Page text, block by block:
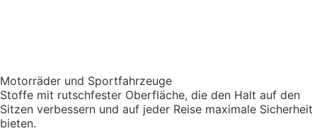
Motorräder und Sportfahrzeuge
Stoffe mit rutschfester Oberfläche, die den Halt auf den
Sitzen verbessern und auf jeder Reise maximale Sicherheit
bieten.